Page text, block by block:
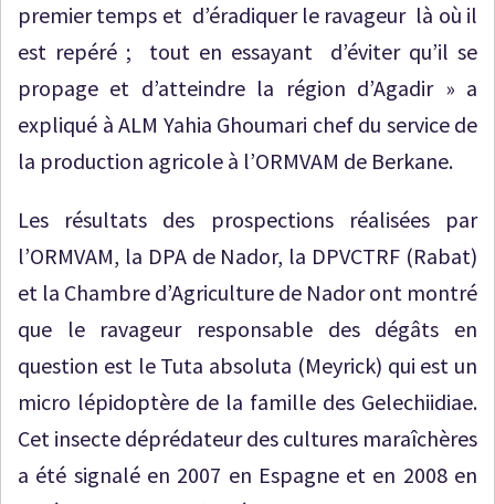
premier temps et d’éradiquer le ravageur là où il
est repéré ; tout en essayant d’éviter qu’il se
propage et d’atteindre la région d’Agadir » a
expliqué à ALM Yahia Ghoumari chef du service de
la production agricole à l’ORMVAM de Berkane.
Les résultats des prospections réalisées par
l’ORMVAM, la DPA de Nador, la DPVCTRF (Rabat)
et la Chambre d’Agriculture de Nador ont montré
que le ravageur responsable des dégâts en
question est le Tuta absoluta (Meyrick) qui est un
micro lépidoptère de la famille des Gelechiidiae.
Cet insecte déprédateur des cultures maraîchères
a été signalé en 2007 en Espagne et en 2008 en